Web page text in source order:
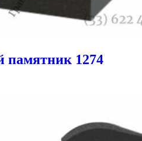
памятник 1274